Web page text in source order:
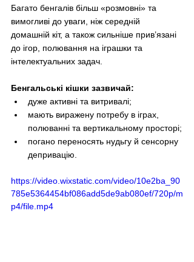
Багато бенгалів більш «розмовні» та
вимогливі до уваги, ніж середній
домашній кіт, а також сильніше прив’язані
до ігор, полювання на іграшки та
інтелектуальних задач.
Бенгальські кішки зазвичай:
дуже активні та витривалі;
мають виражену потребу в іграх,
полюванні та вертикальному просторі;
погано переносять нудьгу й сенсорну
депривацію.
https://video.wixstatic.com/video/10e2ba_90
785e5364454bf086add5de9ab080ef/720p/m
p4/file.mp4